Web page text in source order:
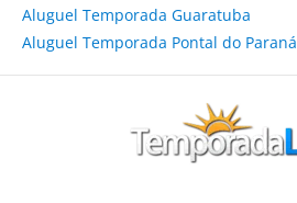
Aluguel Temporada Guaratuba
Aluguel Temporada Pontal do Paraná